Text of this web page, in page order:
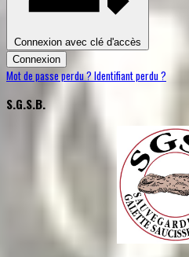
Connexion avec clé d'accès
Connexion
Mot de passe perdu ? Identifiant perdu ?
S.G.S.B.